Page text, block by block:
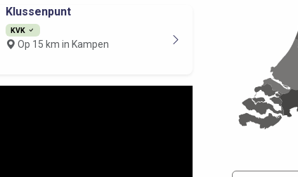
Klussenpunt
KVK
Op 15 km in Kampen